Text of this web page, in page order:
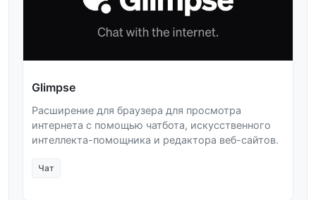
Glimpse
Расширение для браузера для просмотра
интернета с помощью чатбота, искусственного
интеллекта-помощника и редактора веб-сайтов.
Чат